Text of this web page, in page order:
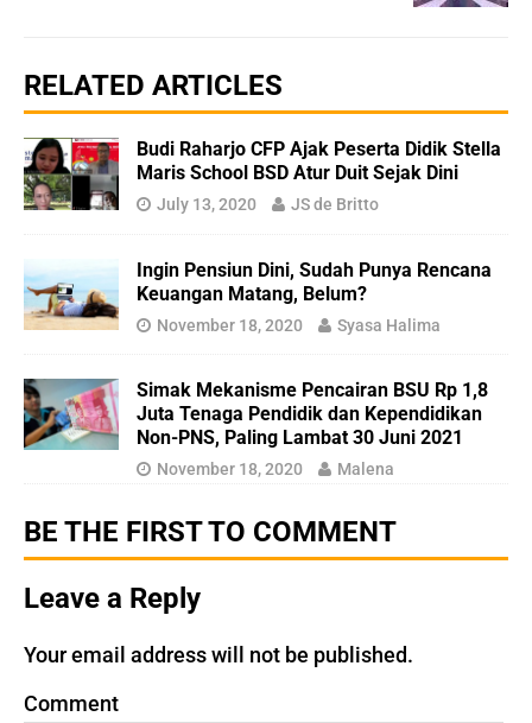
RELATED ARTICLES
Budi Raharjo CFP Ajak Peserta Didik Stella
Maris School BSD Atur Duit Sejak Dini
July 13, 2020 JS de Britto
Ingin Pensiun Dini, Sudah Punya Rencana
Keuangan Matang, Belum?
November 18, 2020 Syasa Halima
Simak Mekanisme Pencairan BSU Rp 1,8
Juta Tenaga Pendidik dan Kependidikan
Non-PNS, Paling Lambat 30 Juni 2021
November 18, 2020 Malena
BE THE FIRST TO COMMENT
Leave a Reply
Your email address will not be published.
Comment